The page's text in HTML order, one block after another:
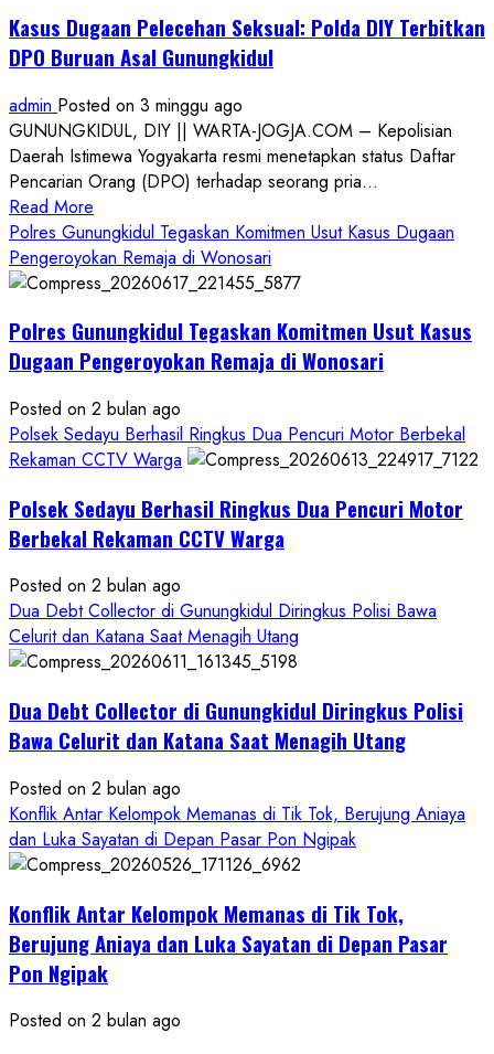
Kasus Dugaan Pelecehan Seksual: Polda DIY Terbitkan
DPO Buruan Asal Gunungkidul
admin Posted on 3 minggu ago
GUNUNGKIDUL, DIY || WARTA-JOGJA.COM – Kepolisian
Daerah Istimewa Yogyakarta resmi menetapkan status Daftar
Pencarian Orang (DPO) terhadap seorang pria...
Read More
more
about
Kasus
Pelecehan
Seksual:
DIY
Terbitkan
DPO
Asal
Gunungkidul
Polres Gunungkidul Tegaskan Komitmen Usut Kasus Dugaan
Pengeroyokan Remaja di Wonosari
Polres Gunungkidul Tegaskan Komitmen Usut Kasus
Dugaan Pengeroyokan Remaja di Wonosari
Posted on 2 bulan ago
Polsek Sedayu Berhasil Ringkus Dua Pencuri Motor Berbekal
Rekaman CCTV Warga
Polsek Sedayu Berhasil Ringkus Dua Pencuri Motor
Berbekal Rekaman CCTV Warga
Posted on 2 bulan ago
Dua Debt Collector di Gunungkidul Diringkus Polisi Bawa
Celurit dan Katana Saat Menagih Utang
Dua Debt Collector di Gunungkidul Diringkus Polisi
Bawa Celurit dan Katana Saat Menagih Utang
Posted on 2 bulan ago
Konflik Antar Kelompok Memanas di Tik Tok, Berujung Aniaya
dan Luka Sayatan di Depan Pasar Pon Ngipak
Konflik Antar Kelompok Memanas di Tik Tok,
Berujung Aniaya dan Luka Sayatan di Depan Pasar
Pon Ngipak
Posted on 2 bulan ago